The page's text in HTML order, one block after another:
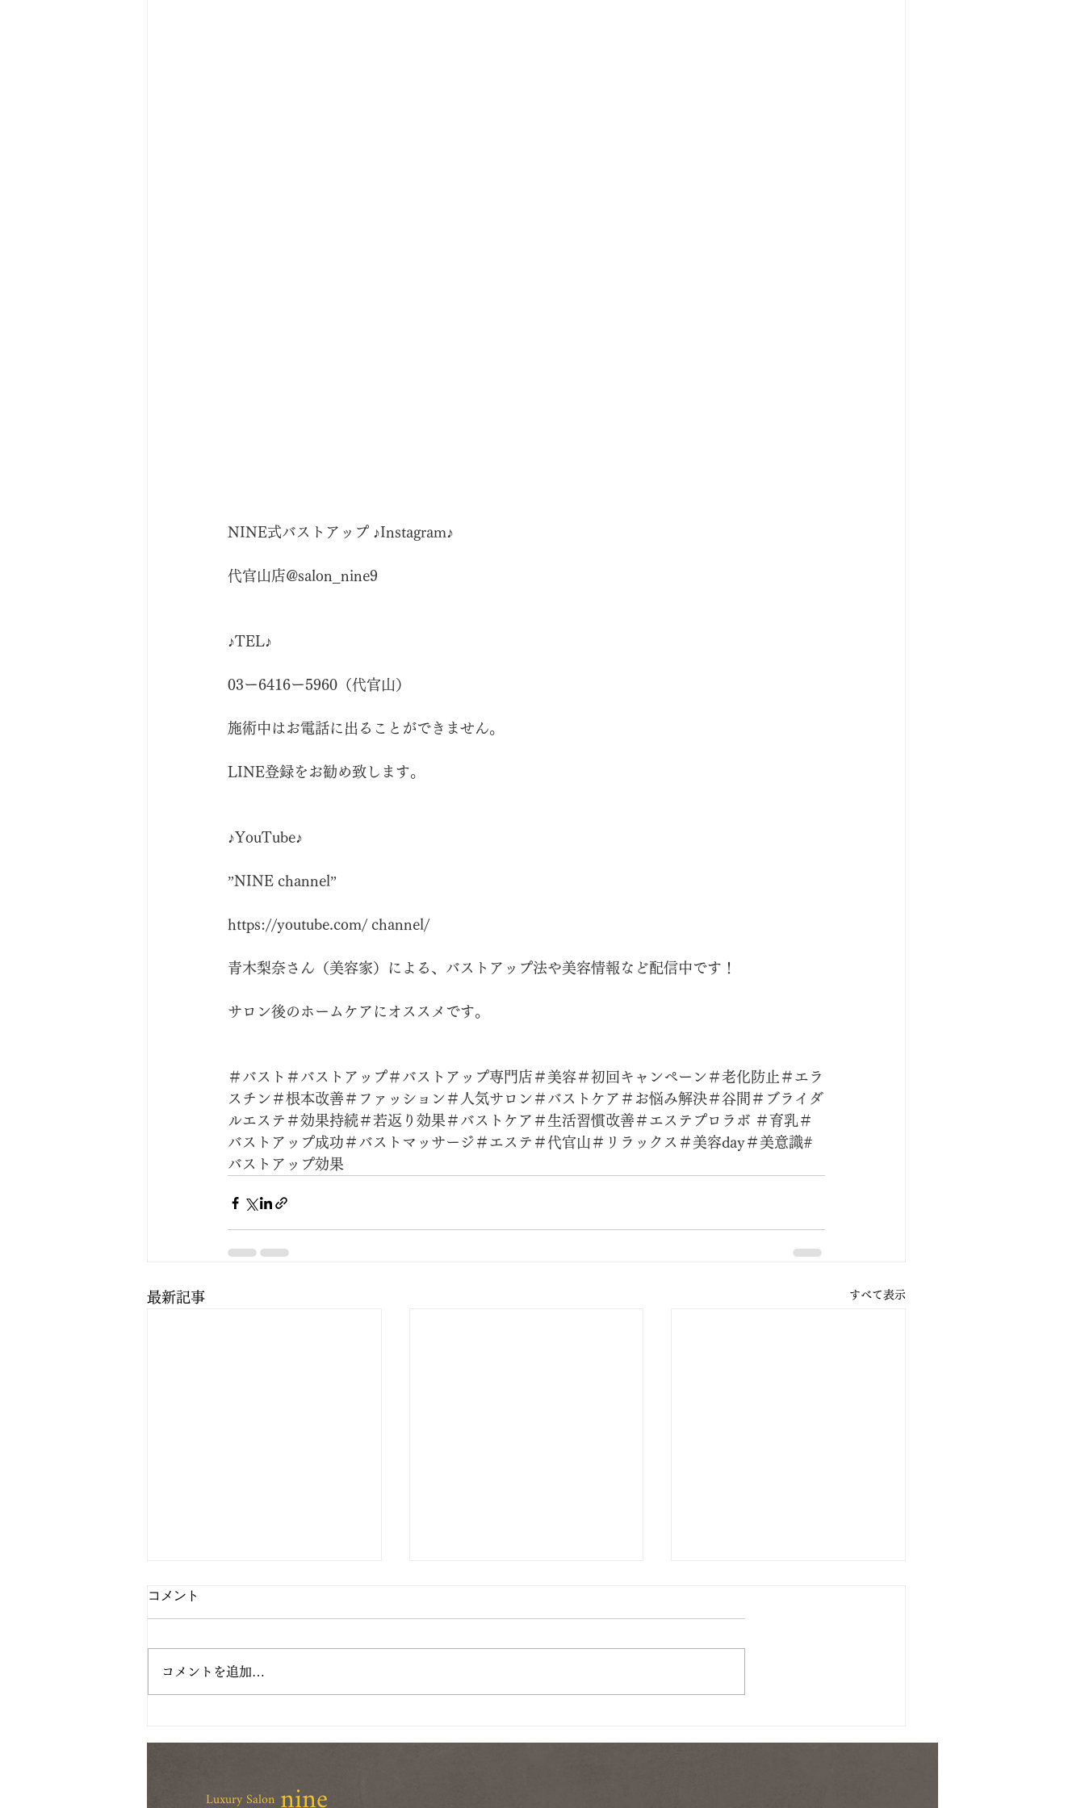
NINE式バストアップ ♪Instagram♪
代官山店@salon_nine9
♪TEL♪
03ー6416ー5960（代官山）
施術中はお電話に出ることができません。
LINE登録をお勧め致します。
♪YouTube♪
”NINE channel”
https://youtube.com/ channel/
青木梨奈さん（美容家）による、バストアップ法や美容情報など配信中です！
サロン後のホームケアにオススメです。
＃バスト＃バストアップ＃バストアップ専門店＃美容＃初回キャンペーン＃老化防止＃エラ
スチン＃根本改善＃ファッション＃人気サロン＃バストケア＃お悩み解決＃谷間＃ブライダ
ルエステ＃効果持続＃若返り効果＃バストケア＃生活習慣改善＃エステプロラボ ＃育乳＃
バストアップ成功＃バストマッサージ＃エステ＃代官山＃リラックス＃美容day＃美意識#
バストアップ効果
最新記事 すべて表示
乳/バストアップ
ップ/育乳/バストアップ
ムと相乗効果！？
コメント
コメントを追加…
Luxury Salon